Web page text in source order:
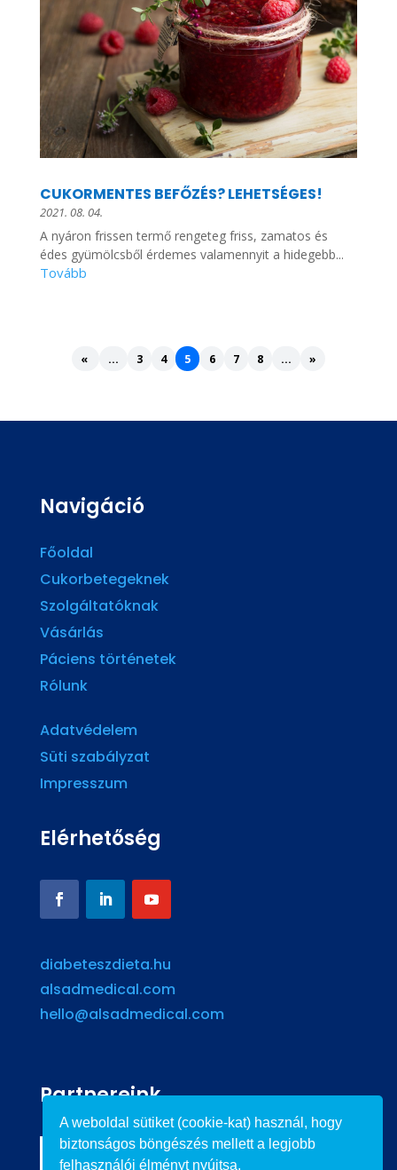
CUKORMENTES BEFŐZÉS? LEHETSÉGES!
2021. 08. 04.
A nyáron frissen termő rengeteg friss, zamatos és
édes gyümölcsből érdemes valamennyit a hidegebb...
« ... 3 4 5 6 7 8 ... »
Navigáció
Főoldal
Cukorbetegeknek
Szolgáltatóknak
Vásárlás
Páciens történetek
Rólunk
Adatvédelem
Süti szabályzat
Impresszum
Elérhetőség
diabeteszdieta.hu
alsadmedical.com
hello@alsadmedical.com
Partnereink
A weboldal sütiket (cookie-kat) használ, hogy
biztonságos böngészés mellett a legjobb
felhasználói élményt nyújtsa.